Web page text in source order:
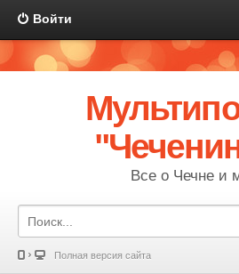
Войти
Все о Чечне и
Полная версия сайта